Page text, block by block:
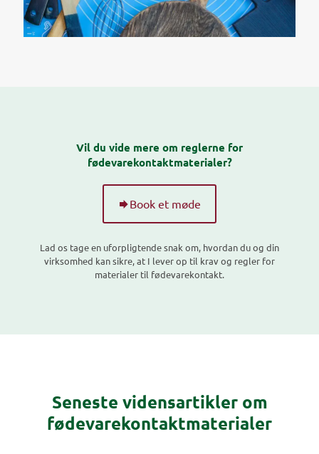
Vil du vide mere om reglerne for
fødevarekontaktmaterialer?
Book et møde
Lad os tage en uforpligtende snak om, hvordan du og din
virksomhed kan sikre, at I lever op til krav og regler for
materialer til fødevarekontakt.
Seneste vidensartikler om
fødevarekontaktmaterialer